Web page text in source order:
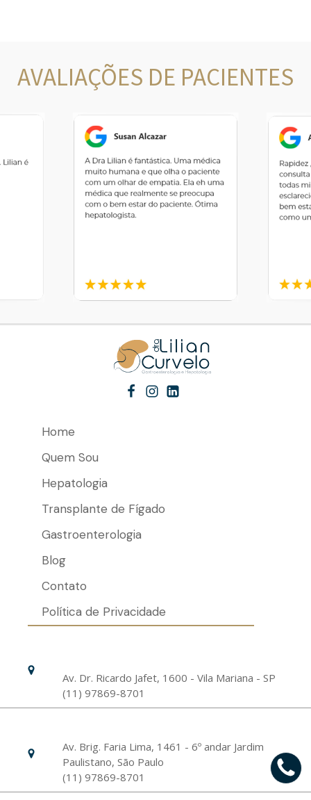
AVALIAÇÕES DE PACIENTES
Home
Quem Sou
Hepatologia
Transplante de Fígado
Gastroenterologia
Blog
Contato
Política de Privacidade
Av. Dr. Ricardo Jafet, 1600 - Vila Mariana - SP
(11) 97869-8701
Av. Brig. Faria Lima, 1461 - 6º andar Jardim
Paulistano, São Paulo
(11) 97869-8701